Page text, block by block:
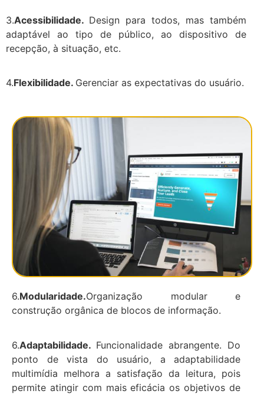
3.Acessibilidade. Design para todos, mas também
adaptável ao tipo de público, ao dispositivo de
recepção, à situação, etc.
4.Flexibilidade. Gerenciar as expectativas do usuário.
6.Modularidade.Organização modular e
construção orgânica de blocos de informação.
6.Adaptabilidade. Funcionalidade abrangente. Do
ponto de vista do usuário, a adaptabilidade
multimídia melhora a satisfação da leitura, pois
permite atingir com mais eficácia os objetivos de